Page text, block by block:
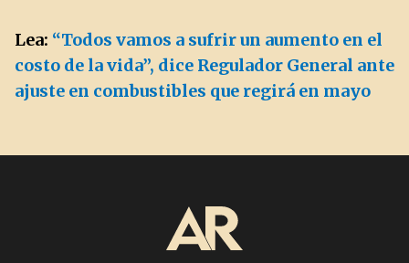
Lea: “Todos vamos a sufrir un aumento en el
costo de la vida”, dice Regulador General ante
ajuste en combustibles que regirá en mayo